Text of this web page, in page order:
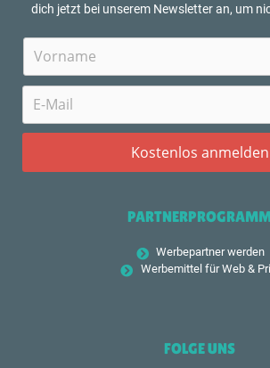
dich jetzt bei unserem Newsletter an, um
Werbepartner werden
Werbemittel für Web &
FOLGE UNS